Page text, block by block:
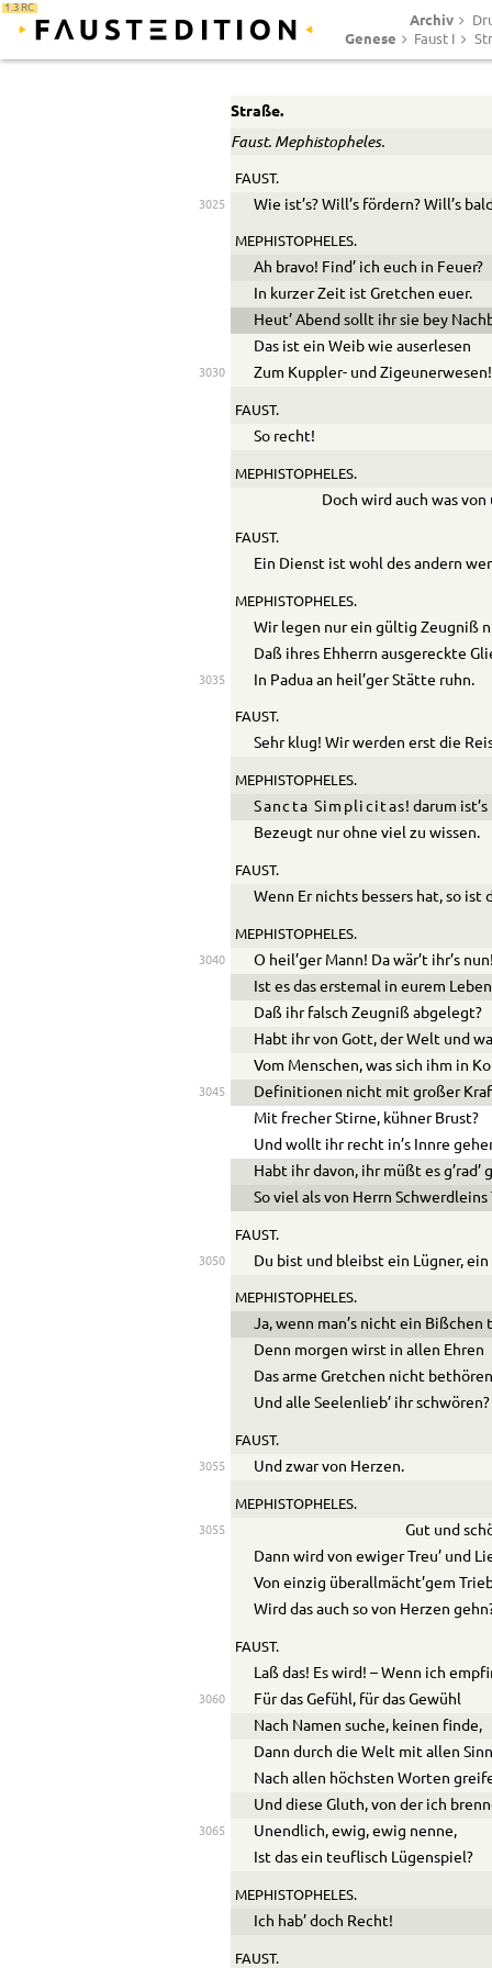
1.3 RC
Archiv
Genese Faust I
Straße.
Faust. Mephistopheles.
FAUST.
3025 Wie ist’s? Will’s fördern? Will’s
MEPHISTOPHELES.
Ah bravo! Find’ ich euch in Feuer?
In kurzer Zeit ist Gretchen euer.
Heut’ Abend sollt ihr sie bey
Das ist ein Weib wie auserlesen
3030 Zum Kuppler- und Zigeunerwesen!
FAUST.
So recht!
MEPHISTOPHELES.
Doch wird auch was
FAUST.
Ein Dienst ist wohl des andern
MEPHISTOPHELES.
Wir legen nur ein gültig Zeugniß
Daß ihres Ehherrn ausgereckte
3035 In Padua an heil’ger Stätte ruhn.
FAUST.
Sehr klug! Wir werden erst die
MEPHISTOPHELES.
Sancta Simplicitas! darum
Bezeugt nur ohne viel zu wissen.
FAUST.
Wenn Er nichts bessers hat, so ist
MEPHISTOPHELES.
3040
O heil’ger Mann! Da wär’t ihr’s
Ist es das erstemal in eurem
Daß ihr falsch Zeugniß abgelegt?
Habt ihr von Gott, der Welt und
Vom Menschen, was sich ihm in
3045
Definitionen nicht mit großer
Mit frecher Stirne, kühner Brust?
Und wollt ihr recht in’s Innre
Habt ihr davon, ihr müßt es g’rad’
So viel als von Herrn
FAUST.
3050 Du bist und bleibst ein Lügner, ein
MEPHISTOPHELES.
Ja, wenn man’s nicht ein
Denn morgen wirst in allen Ehren
Das arme Gretchen nicht
Und alle Seelenlieb’ ihr schwören?
FAUST.
3055 Und zwar von Herzen.
MEPHISTOPHELES.
3055
Gut und
Dann wird von ewiger Treu’ und
Von einzig überallmächt’gem
Wird das auch so von Herzen
FAUST.
Laß das! Es wird! – Wenn ich
3060
Für das Gefühl, für das Gewühl
Nach Namen suche, keinen finde,
Dann durch die Welt mit allen
Nach allen höchsten Worten
Und diese Gluth, von der ich
3065
Unendlich, ewig, ewig nenne,
Ist das ein teuflisch Lügenspiel?
MEPHISTOPHELES.
Ich hab’ doch Recht!
FAUST.